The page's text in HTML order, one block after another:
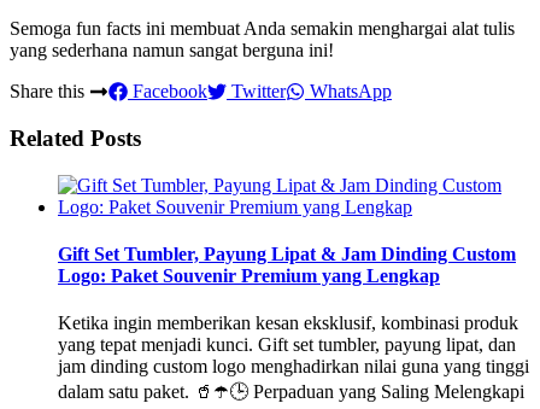
Semoga fun facts ini membuat Anda semakin menghargai alat tulis
yang sederhana namun sangat berguna ini!
Share this
Facebook Twitter WhatsApp
Related Posts
Gift Set Tumbler, Payung Lipat & Jam Dinding Custom
Logo: Paket Souvenir Premium yang Lengkap
Ketika ingin memberikan kesan eksklusif, kombinasi produk
yang tepat menjadi kunci. Gift set tumbler, payung lipat, dan
jam dinding custom logo menghadirkan nilai guna yang tinggi
dalam satu paket. 🥤☂️🕒 Perpaduan yang Saling Melengkapi